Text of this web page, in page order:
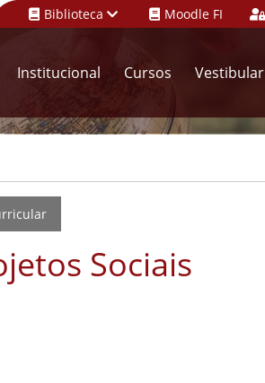
Biblioteca Moodle FI
Institucional Cursos Vestibular
Sociais